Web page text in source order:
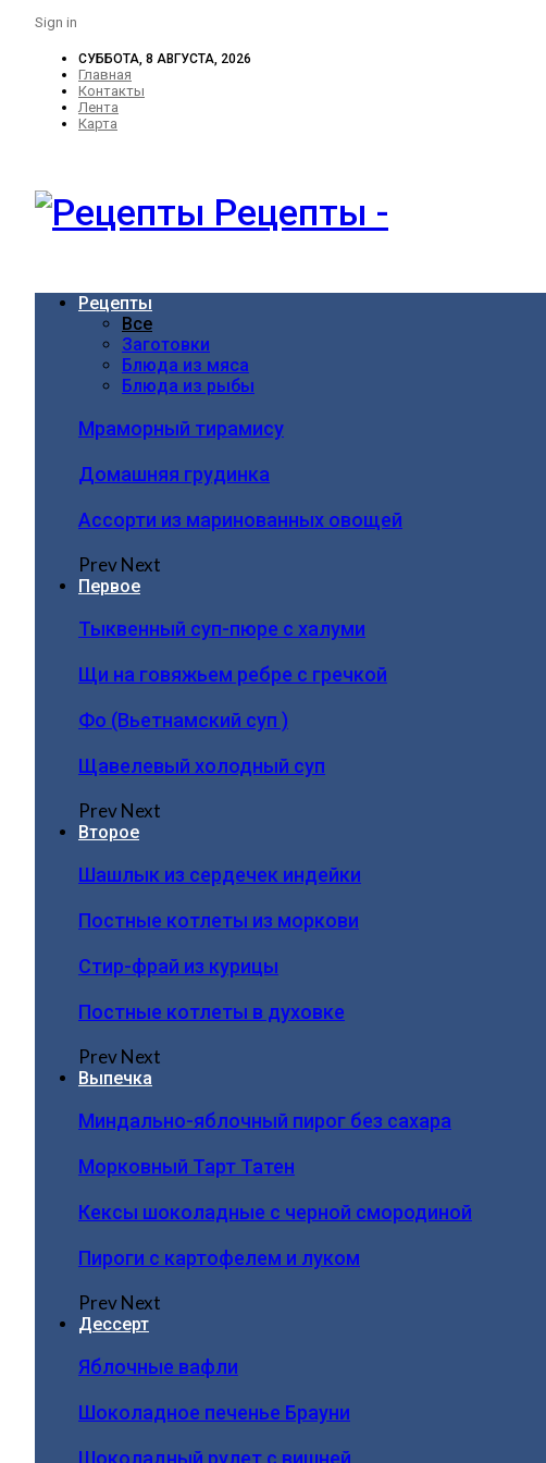
Sign in
СУББОТА, 8 АВГУСТА, 2026
Главная
Контакты
Лента
Карта
Рецепты -
Рецепты
Все
Заготовки
Блюда из мяса
Блюда из рыбы
Мраморный тирамису
Домашняя грудинка
Ассорти из маринованных овощей
PrevNext
Первое
Тыквенный суп-пюре с халуми
Щи на говяжьем ребре с гречкой
Фо (Вьетнамский суп )
Щавелевый холодный суп
PrevNext
Второе
Шашлык из сердечек индейки
Постные котлеты из моркови
Стир-фрай из курицы
Постные котлеты в духовке
PrevNext
Выпечка
Миндально-яблочный пирог без сахара
Морковный Тарт Татен
Кексы шоколадные с черной смородиной
Пироги c картофелем и луком
PrevNext
Дессерт
Яблочные вафли
Шоколадное печенье Брауни
Шоколадный рулет с вишней